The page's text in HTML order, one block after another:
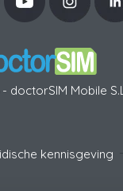
doctorSIM Mobile
kennisgeving